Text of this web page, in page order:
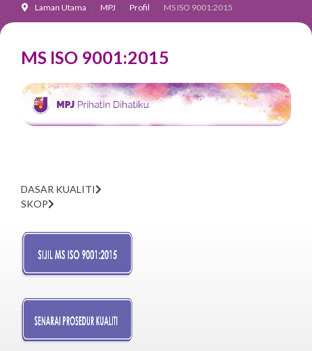
Laman Utama MPJ Profil MS ISO 9001:2015
MS ISO 9001:2015
DASAR KUALITI
SKOP